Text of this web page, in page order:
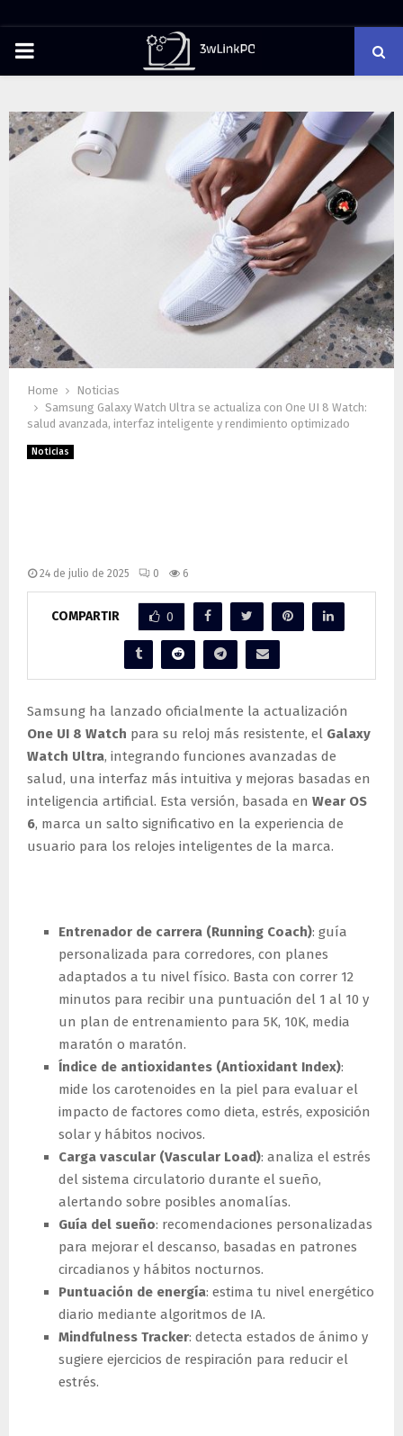
PRIMARY
Home
Noticias
Samsung Galaxy Watch Ultra se actualiza con One UI 8 Watch:
salud avanzada, interfaz inteligente y rendimiento optimizado
Noticias
24 de julio de 2025 0 6
COMPARTIR 0
Samsung ha lanzado oficialmente la actualización
One UI 8 Watch para su reloj más resistente, el Galaxy
Watch Ultra, integrando funciones avanzadas de
salud, una interfaz más intuitiva y mejoras basadas en
inteligencia artificial. Esta versión, basada en Wear OS
6, marca un salto significativo en la experiencia de
usuario para los relojes inteligentes de la marca.
Entrenador de carrera (Running Coach): guía
personalizada para corredores, con planes
adaptados a tu nivel físico. Basta con correr 12
minutos para recibir una puntuación del 1 al 10 y
un plan de entrenamiento para 5K, 10K, media
maratón o maratón.
Índice de antioxidantes (Antioxidant Index):
mide los carotenoides en la piel para evaluar el
impacto de factores como dieta, estrés, exposición
solar y hábitos nocivos.
Carga vascular (Vascular Load): analiza el estrés
del sistema circulatorio durante el sueño,
alertando sobre posibles anomalías.
Guía del sueño: recomendaciones personalizadas
para mejorar el descanso, basadas en patrones
circadianos y hábitos nocturnos.
Puntuación de energía: estima tu nivel energético
diario mediante algoritmos de IA.
Mindfulness Tracker: detecta estados de ánimo y
sugiere ejercicios de respiración para reducir el
estrés.